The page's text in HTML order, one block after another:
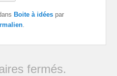
Boite à idées par
fermés.